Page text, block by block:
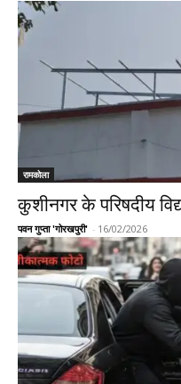
रामकोला
कुशीनगर के परिषदीय
पवन गुप्ता 'गोरखपुरी' - 16/02/2026